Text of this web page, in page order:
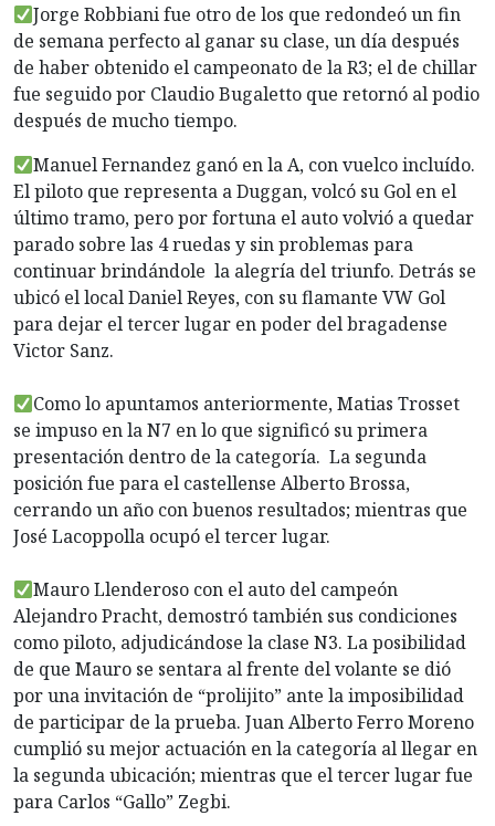
Jorge Robbiani fue otro de los que redondeó un fin
de semana perfecto al ganar su clase, un día después
de haber obtenido el campeonato de la R3; el de chillar
fue seguido por Claudio Bugaletto que retornó al podio
después de mucho tiempo.
Manuel Fernandez ganó en la A, con vuelco incluído.
El piloto que representa a Duggan, volcó su Gol en el
último tramo, pero por fortuna el auto volvió a quedar
parado sobre las 4 ruedas y sin problemas para
continuar brindándole la alegría del triunfo. Detrás se
ubicó el local Daniel Reyes, con su flamante VW Gol
para dejar el tercer lugar en poder del bragadense
Victor Sanz.
Como lo apuntamos anteriormente, Matias Trosset
se impuso en la N7 en lo que significó su primera
presentación dentro de la categoría. La segunda
posición fue para el castellense Alberto Brossa,
cerrando un año con buenos resultados; mientras que
José Lacoppolla ocupó el tercer lugar.
Mauro Llenderoso con el auto del campeón
Alejandro Pracht, demostró también sus condiciones
como piloto, adjudicándose la clase N3. La posibilidad
de que Mauro se sentara al frente del volante se dió
por una invitación de “prolijito” ante la imposibilidad
de participar de la prueba. Juan Alberto Ferro Moreno
cumplió su mejor actuación en la categoría al llegar en
la segunda ubicación; mientras que el tercer lugar fue
para Carlos “Gallo” Zegbi.